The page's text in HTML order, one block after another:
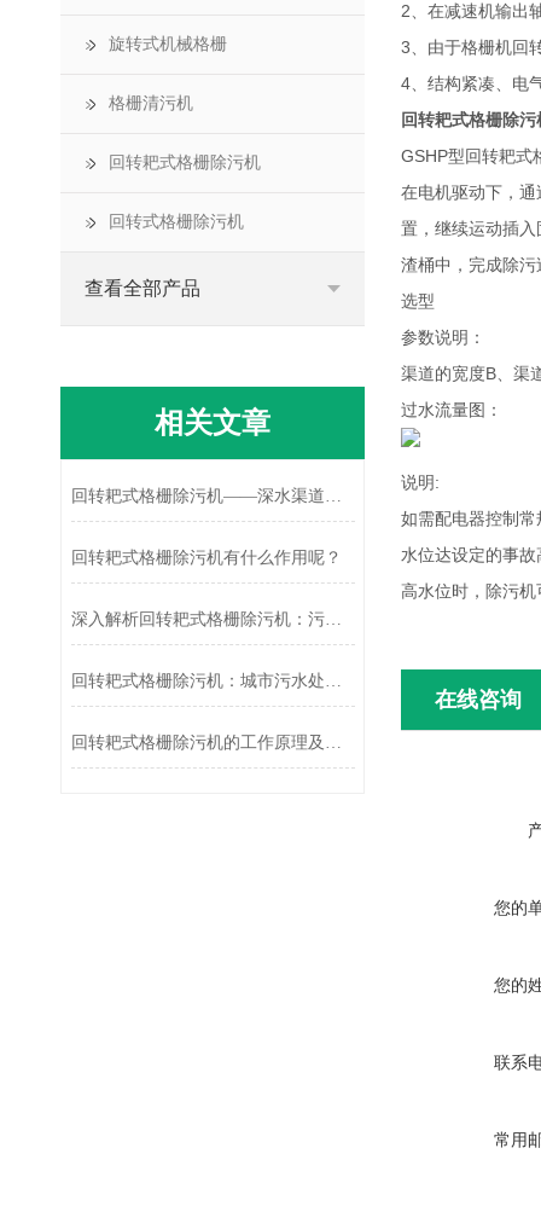
2、在减速机输出
3、由于格栅机回
4、结构紧凑、电
回转耙式格栅除
GSHP型回转耙式
在电机驱动下，
置，继续运动插
渣桶中，完成除
选型
参数说明：
渠道的宽度B、渠
过水流量图：
说明:
如需配电器控制
水位达设定的事
高水位时，除污
在线咨询
您的
您的
联系
常用
旋转式机械格栅
格栅清污机
回转耙式格栅除污机
回转式格栅除污机
查看全部产品
相关文章
回转耙式格栅除污机——深水渠道拦截的优化方案
回转耙式格栅除污机有什么作用呢？
深入解析回转耙式格栅除污机：污水处理的得力助手
回转耙式格栅除污机：城市污水处理的“清道夫”
回转耙式格栅除污机的工作原理及应用